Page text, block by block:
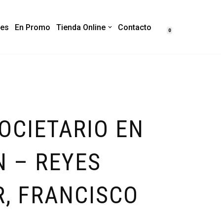
En Promo Tienda Online Contacto 0
EN
– REYES
FRANCISCO